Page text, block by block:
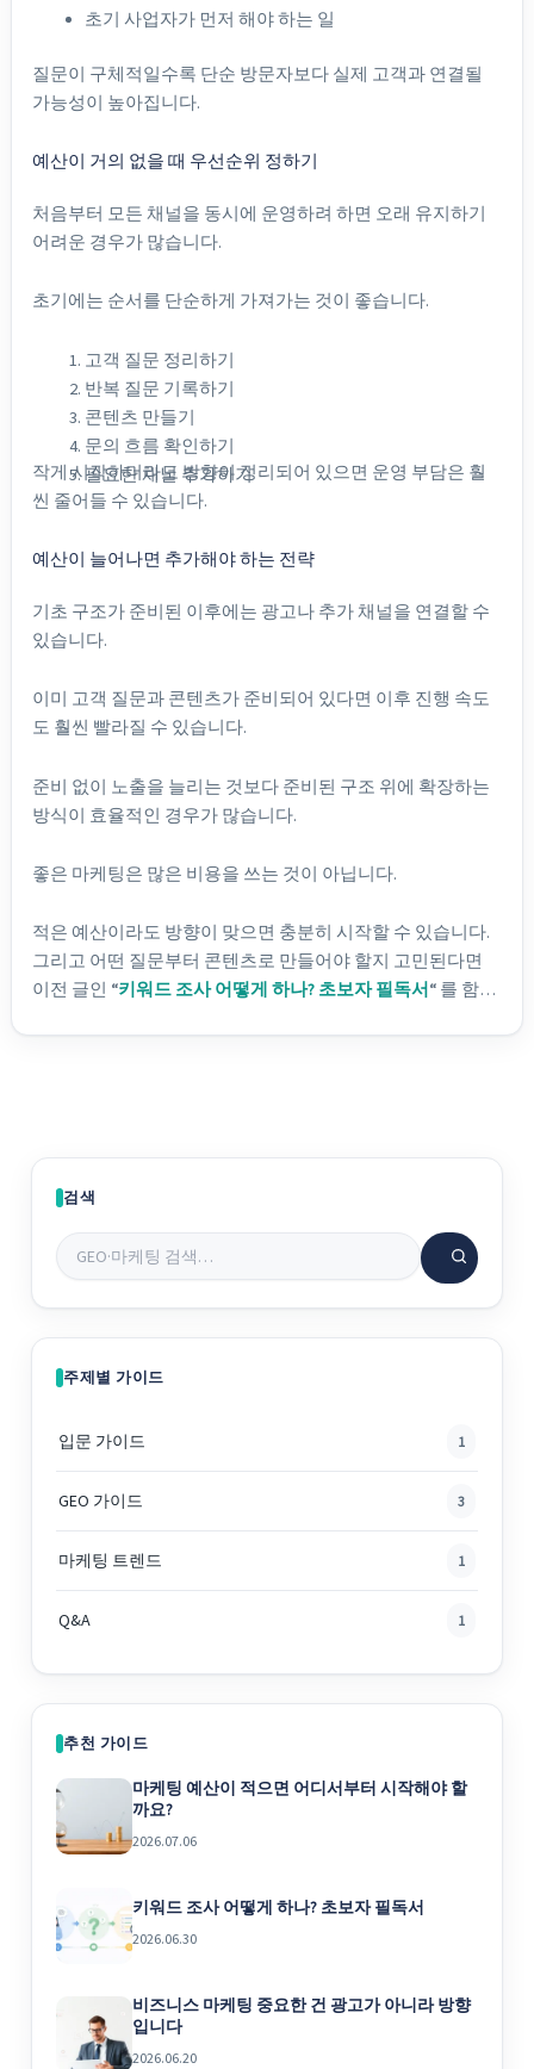
초기 사업자가 먼저 해야 하는 일
질문이 구체적일수록 단순 방문자보다 실제 고객과 연결될
가능성이 높아집니다.
예산이 거의 없을 때 우선순위 정하기
처음부터 모든 채널을 동시에 운영하려 하면 오래 유지하기
어려운 경우가 많습니다.
초기에는 순서를 단순하게 가져가는 것이 좋습니다.
고객 질문 정리하기
반복 질문 기록하기
콘텐츠 만들기
문의 흐름 확인하기
필요한 채널 추가하기
작게 시작하더라도 방향이 정리되어 있으면 운영 부담은 훨
씬 줄어들 수 있습니다.
예산이 늘어나면 추가해야 하는 전략
기초 구조가 준비된 이후에는 광고나 추가 채널을 연결할 수
있습니다.
이미 고객 질문과 콘텐츠가 준비되어 있다면 이후 진행 속도
도 훨씬 빨라질 수 있습니다.
준비 없이 노출을 늘리는 것보다 준비된 구조 위에 확장하는
방식이 효율적인 경우가 많습니다.
좋은 마케팅은 많은 비용을 쓰는 것이 아닙니다.
적은 예산이라도 방향이 맞으면 충분히 시작할 수 있습니다.
그리고 어떤 질문부터 콘텐츠로 만들어야 할지 고민된다면
이전 글인 “키워드 조사 어떻게 하나? 초보자 필독서 “ 를 함께
검색
주제별 가이드
입문 가이드 1
GEO 가이드 3
마케팅 트렌드 1
Q&A 1
추천 가이드
마케팅 예산이 적으면 어디서부터 시작해야 할
까요?
2026.07.06
키워드 조사 어떻게 하나? 초보자 필독서
2026.06.30
비즈니스 마케팅 중요한 건 광고가 아니라 방향
입니다
2026.06.20